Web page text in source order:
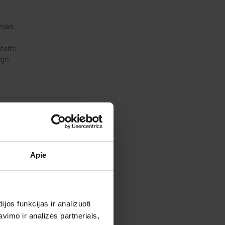
Apie
funkcijas ir analizuoti
ir analizės partneriais,